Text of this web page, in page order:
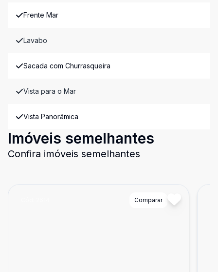
Frente Mar
Lavabo
Sacada com Churrasqueira
Vista para o Mar
Vista Panorâmica
Imóveis semelhantes
Confira imóveis semelhantes
Comparar